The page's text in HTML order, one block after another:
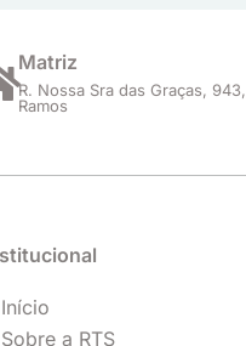
Matriz
R. Nossa Sra das Graças, 943,
Ramos
a RTS